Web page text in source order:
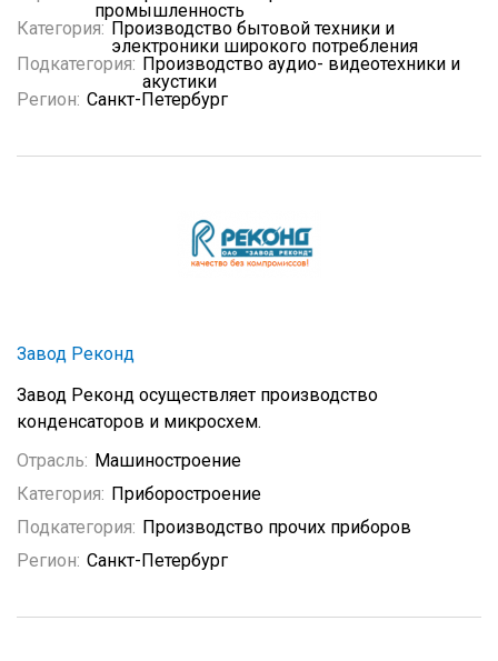
промышленность
Категория: Производство бытовой техники и
электроники широкого потребления
Подкатегория: Производство аудио- видеотехники и
акустики
Регион: Санкт-Петербург
Завод Реконд
Завод Реконд осуществляет производство
конденсаторов и микросхем.
Отрасль: Машиностроение
Категория: Приборостроение
Подкатегория: Производство прочих приборов
Регион: Санкт-Петербург